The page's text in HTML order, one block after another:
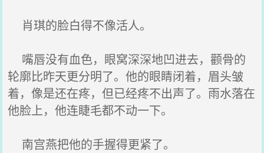
肖琪的脸白得不像活人。
嘴唇没有血色，眼窝深深地凹进去，颧骨的
轮廓比昨天更分明了。他的眼睛闭着，眉头皱
着，像是还在疼，但已经疼不出声了。雨水落在
他脸上，他连睫毛都不动一下。
南宫燕把他的手握得更紧了。